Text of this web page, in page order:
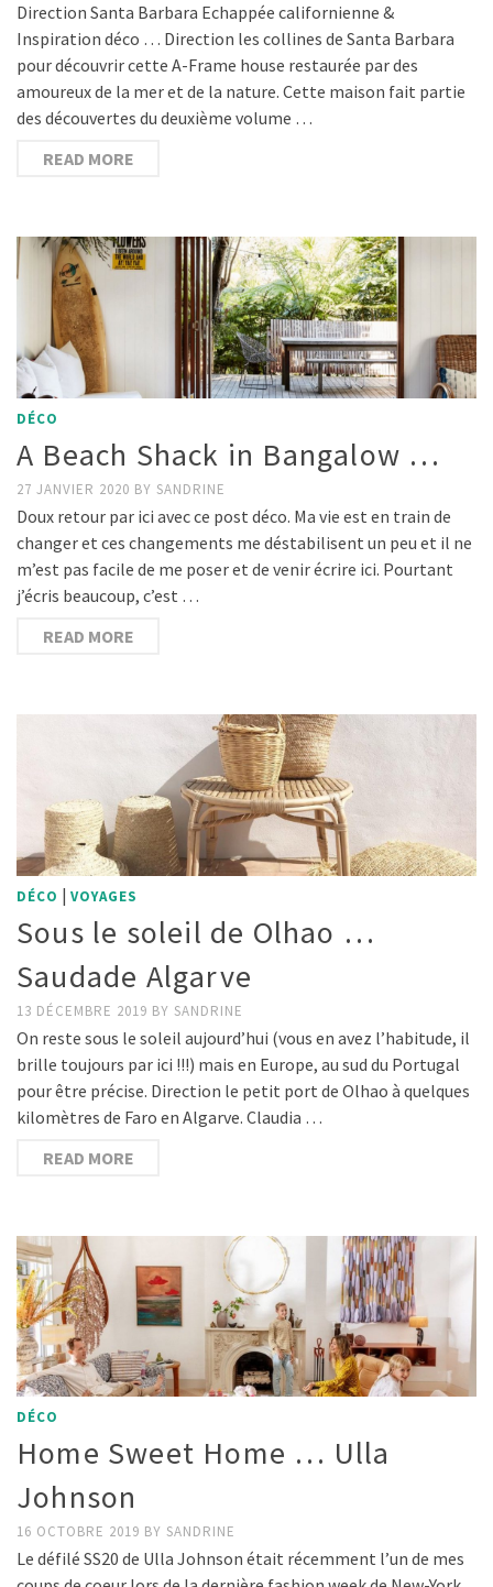
Direction Santa Barbara Echappée californienne &
Inspiration déco … Direction les collines de Santa Barbara
pour découvrir cette A-Frame house restaurée par des
amoureux de la mer et de la nature. Cette maison fait partie
des découvertes du deuxième volume …
READ MORE
DÉCO
A Beach Shack in Bangalow …
27 JANVIER 2020 BY SANDRINE
Doux retour par ici avec ce post déco. Ma vie est en train de
changer et ces changements me déstabilisent un peu et il ne
m’est pas facile de me poser et de venir écrire ici. Pourtant
j’écris beaucoup, c’est …
READ MORE
DÉCO | VOYAGES
Sous le soleil de Olhao …
Saudade Algarve
13 DÉCEMBRE 2019 BY SANDRINE
On reste sous le soleil aujourd’hui (vous en avez l’habitude, il
brille toujours par ici !!!) mais en Europe, au sud du Portugal
pour être précise. Direction le petit port de Olhao à quelques
kilomètres de Faro en Algarve. Claudia …
READ MORE
DÉCO
Home Sweet Home … Ulla
Johnson
16 OCTOBRE 2019 BY SANDRINE
Le défilé SS20 de Ulla Johnson était récemment l’un de mes